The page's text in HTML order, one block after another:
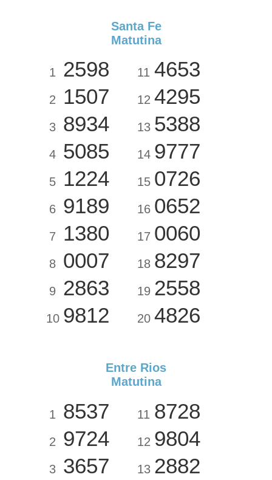
Santa Fe
Matutina
1 2598
2 1507
3 8934
4 5085
5 1224
6 9189
7 1380
8 0007
9 2863
10 9812
11 4653
12 4295
13 5388
14 9777
15 0726
16 0652
17 0060
18 8297
19 2558
20 4826
Entre Rios
Matutina
1 8537
2 9724
3 3657
11 8728
12 9804
13 2882